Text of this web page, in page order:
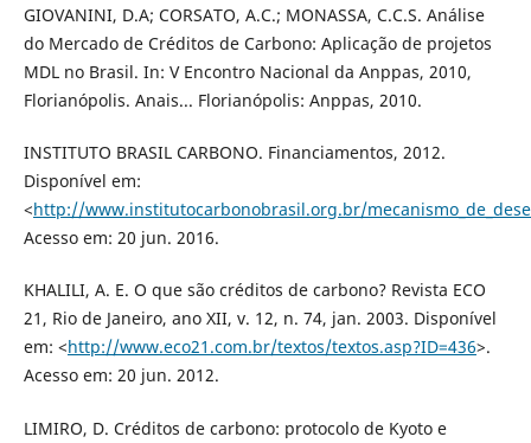
GIOVANINI, D.A; CORSATO, A.C.; MONASSA, C.C.S. Análise
do Mercado de Créditos de Carbono: Aplicação de projetos
MDL no Brasil. In: V Encontro Nacional da Anppas, 2010,
Florianópolis. Anais... Florianópolis: Anppas, 2010.
INSTITUTO BRASIL CARBONO. Financiamentos, 2012.
Disponível em:
<http://www.institutocarbonobrasil.org.br/
Acesso em: 20 jun. 2016.
KHALILI, A. E. O que são créditos de carbono? Revista ECO
21, Rio de Janeiro, ano XII, v. 12, n. 74, jan. 2003. Disponível
em: <http://www.eco21.com.br/textos/textos.asp?ID=436>.
Acesso em: 20 jun. 2012.
LIMIRO, D. Créditos de carbono: protocolo de Kyoto e